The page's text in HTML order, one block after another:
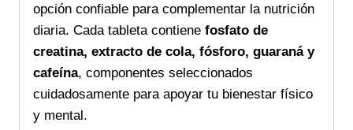
opción confiable para complementar la nutrición
diaria. Cada tableta contiene fosfato de
creatina, extracto de cola, fósforo, guaraná y
cafeína, componentes seleccionados
cuidadosamente para apoyar tu bienestar físico
y mental.